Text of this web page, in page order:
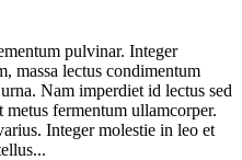
pulvinar. Integer
massa lectus condimentum
Nam imperdiet id lectus sed
fermentum ullamcorper.
Integer molestie in leo et